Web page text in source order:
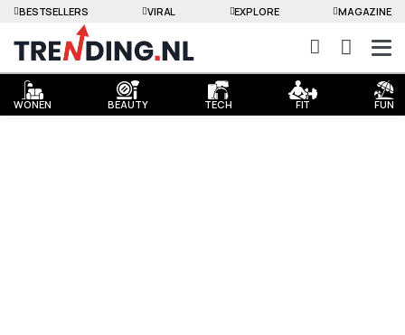
WONEN BEAUTY TECH FIT FUN
BESTSELLERS VIRAL EXPLORE MAGAZINE